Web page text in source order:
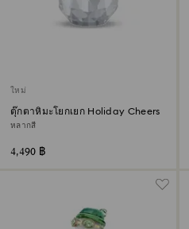
ใหม่
ตุ๊กตาหิมะโยกเยก Holiday Cheers
หลากสี
4,490 ฿